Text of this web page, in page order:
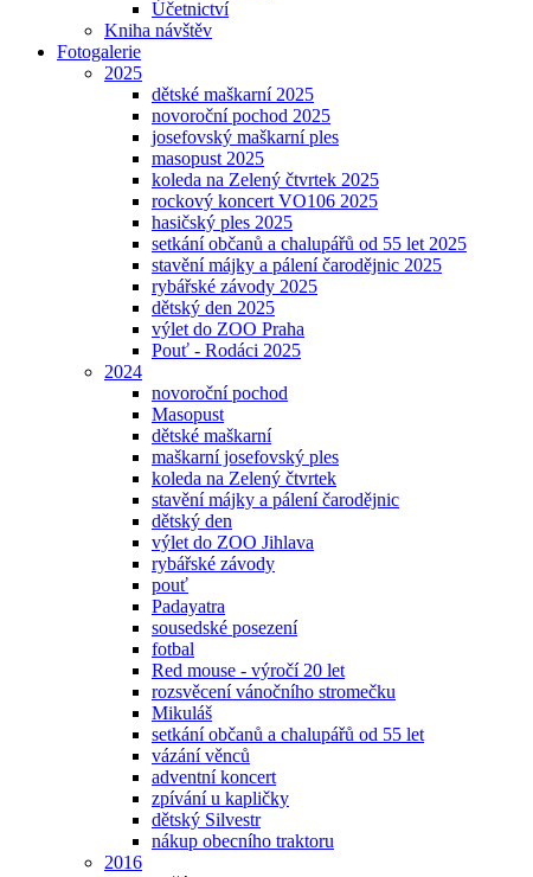
Účetnictví
Kniha návštěv
Fotogalerie
2025
dětské maškarní 2025
novoroční pochod 2025
josefovský maškarní ples
masopust 2025
koleda na Zelený čtvrtek 2025
rockový koncert VO106 2025
hasičský ples 2025
setkání občanů a chalupářů od 55 let 2025
stavění májky a pálení čarodějnic 2025
rybářské závody 2025
dětský den 2025
výlet do ZOO Praha
Pouť - Rodáci 2025
2024
novoroční pochod
Masopust
dětské maškarní
maškarní josefovský ples
koleda na Zelený čtvrtek
stavění májky a pálení čarodějnic
dětský den
výlet do ZOO Jihlava
rybářské závody
pouť
Padayatra
sousedské posezení
fotbal
Red mouse - výročí 20 let
rozsvěcení vánočního stromečku
Mikuláš
setkání občanů a chalupářů od 55 let
vázání věnců
adventní koncert
zpívání u kapličky
dětský Silvestr
nákup obecního traktoru
2016